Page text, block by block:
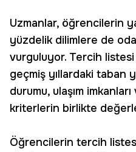
Uzmanlar, öğrencilerin
yüzdelik dilimlere de
vurguluyor. Tercih listesi
geçmiş yıllardaki taban
durumu, ulaşım
kriterlerin birlikte
Öğrencilerin tercih